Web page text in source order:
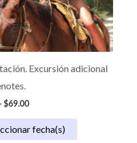
Excursión adicional
$69.00
fecha(s)